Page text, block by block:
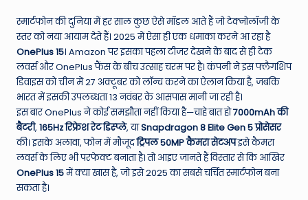
n
d
T
h
e
W
o
rl
स्मार्टफोन की दुनिया में हर साल कुछ ऐसे मॉडल आते हैं जो टेक्नोलॉजी के
स्तर को नया आयाम देते हैं। 2025 में ऐसा ही एक धमाका करने आ रहा है
OnePlus 15। Amazon पर इसका पहला टीजर देखने के बाद से ही टेक
लवर्स और OnePlus फैंस के बीच उत्साह चरम पर है। कंपनी ने इस फ्लैगशिप
डिवाइस को चीन में 27 अक्टूबर को लॉन्च करने का ऐलान किया है, जबकि
भारत में इसकी उपलब्धता 13 नवंबर के आसपास मानी जा रही है।
इस बार OnePlus ने कोई समझौता नहीं किया है—चाहे बात हो7000mAh की
बैटरी, 165Hz रिफ्रेश रेट डिस्प्ले, याSnapdragon 8 Elite Gen 5 प्रोसेसर
की। इसके अलावा, फोन में मौजूदट्रिपल 50MP कैमरा सेटअपइसे कैमरा
लवर्स के लिए भी परफेक्ट बनाता है। तो आइए जानते हैं विस्तार से कि आखिर
OnePlus 15में क्या खास है, जो इसे 2025 का सबसे चर्चित स्मार्टफोन बना
सकता है।